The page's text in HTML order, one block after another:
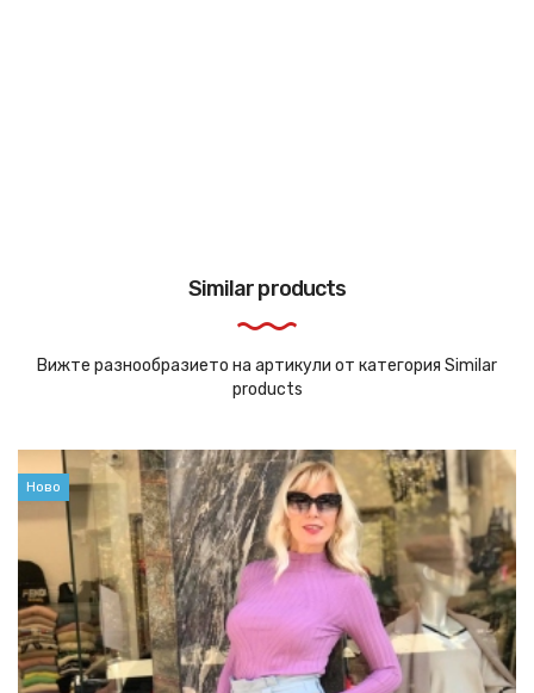
Similar products
Вижте разнообразието на артикули от категория Similar
products
Ново